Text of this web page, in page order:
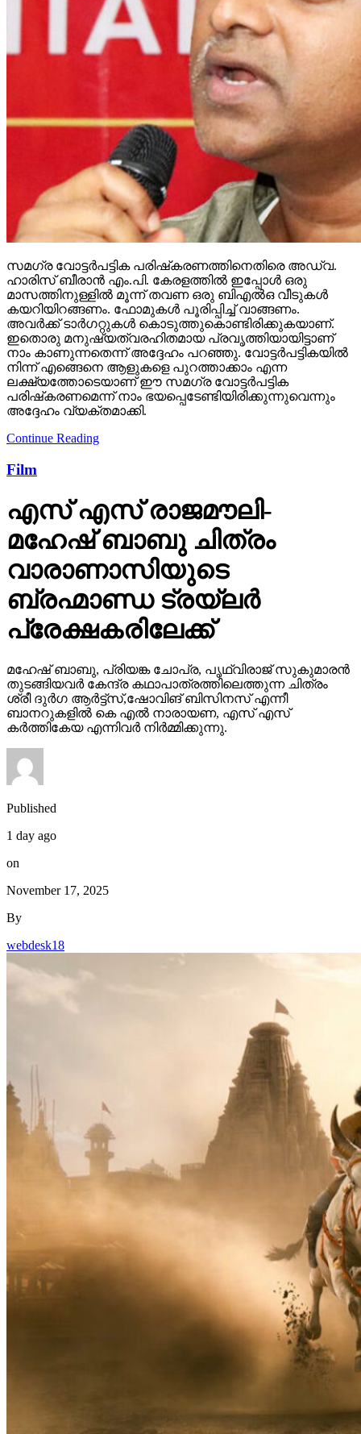
സമഗ്ര വോട്ടര്‍പട്ടിക പരിഷ്‌കരണത്തിനെതിരെ അഡ്വ.
ഹാരിസ് ബീരാന്‍ എം.പി. കേരളത്തില്‍ ഇപ്പോള്‍ ഒരു
മാസത്തിനുള്ളില്‍ മൂന്ന് തവണ ഒരു ബിഎല്‍ഒ വീടുകള്‍
കയറിയിറങ്ങണം. ഫോമുകള്‍ പൂരിപ്പിച്ച് വാങ്ങണം.
അവര്‍ക്ക് ടാര്‍ഗറ്റുകള്‍ കൊടുത്തുകൊണ്ടിരിക്കുകയാണ്.
ഇതൊരു മനുഷ്യത്വരഹിതമായ പ്രവൃത്തിയായിട്ടാണ്
നാം കാണുന്നതെന്ന് അദ്ദേഹം പറഞ്ഞു. വോട്ടര്‍പട്ടികയില്‍
നിന്ന് എങ്ങെനെ ആളുകളെ പുറത്താക്കാം എന്ന
ലക്ഷ്യത്തോടെയാണ് ഈ സമഗ്ര വോട്ടര്‍പട്ടിക
പരിഷ്‌കരണമെന്ന് നാം ഭയപ്പെടേണ്ടിയിരിക്കുന്നുവെന്നും
അദ്ദേഹം വ്യക്തമാക്കി.
Continue Reading
Film
എസ് എസ് രാജമൗലി-
മഹേഷ് ബാബു ചിത്രം
വാരാണാസിയുടെ
ബ്രഹ്മാണ്ഡ ട്രയ്ലർ
പ്രേക്ഷകരിലേക്ക്
മഹേഷ് ബാബു, പ്രിയങ്ക ചോപ്ര, പൃഥ്വിരാജ് സുകുമാരൻ
തുടങ്ങിയവർ കേന്ദ്ര കഥാപാത്രത്തിലെത്തുന്ന ചിത്രം
ശ്രീ ദുർഗ ആർട്ട്സ്,ഷോവിങ് ബിസിനസ് എന്നീ
ബാനറുകളിൽ കെ എൽ നാരായണ, എസ് എസ്
കർത്തികേയ എന്നിവർ നിർമ്മിക്കുന്നു.
Published
1 day ago
on
November 17, 2025
By
webdesk18